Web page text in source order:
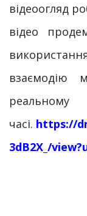
відеоогляд
відео
взаємодію
реальному
часі. https://
3dB2X_/